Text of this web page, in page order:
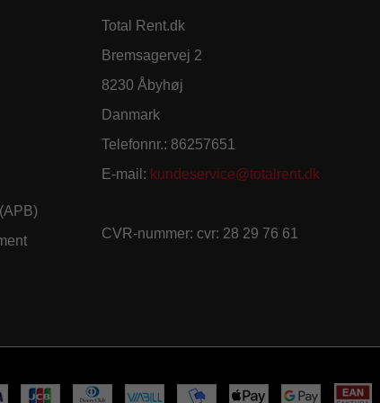
Total Rent.dk
Bremsagervej 2
8230 Åbyhøj
Danmark
Telefonnr.: 86257651
E-mail : kundeservice@totalrent.dk
CVR-nummer: cvr: 28 29 76 61